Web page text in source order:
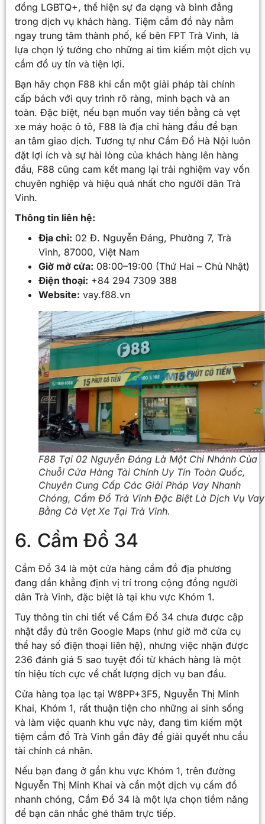
đồng LGBTQ+, thể hiện sự đa dạng và bình đẳng
trong dịch vụ khách hàng. Tiệm cầm đồ này nằm
ngay trung tâm thành phố, kế bên FPT Trà Vinh, là
lựa chọn lý tưởng cho những ai tìm kiếm một dịch vụ
cầm đồ uy tín và tiện lợi.
Bạn hãy chọn F88 khi cần một giải pháp tài chính
cấp bách với quy trình rõ ràng, minh bạch và an
toàn. Đặc biệt, nếu bạn muốn vay tiền bằng cà vẹt
xe máy hoặc ô tô, F88 là địa chỉ hàng đầu để bạn
an tâm giao dịch. Tương tự như Cầm Đồ Hà Nội luôn
đặt lợi ích và sự hài lòng của khách hàng lên hàng
đầu, F88 cũng cam kết mang lại trải nghiệm vay vốn
chuyên nghiệp và hiệu quả nhất cho người dân Trà
Vinh.
Thông tin liên hệ:
Địa chỉ: 02 Đ. Nguyễn Đáng, Phường 7, Trà
Vinh, 87000, Việt Nam
Giờ mở cửa: 08:00–19:00 (Thứ Hai – Chủ Nhật)
Điện thoại: +84 294 7309 388
Website: vay.f88.vn
F88 Tại 02 Nguyễn Đáng Là Một Chi Nhánh Của
Chuỗi Cửa Hàng Tài Chính Uy Tín Toàn Quốc,
Chuyên Cung Cấp Các Giải Pháp Vay Nhanh
Chóng, Cầm Đồ Trà Vinh Đặc Biệt Là Dịch Vụ Vay
Bằng Cà Vẹt Xe Tại Trà Vinh.
6. Cầm Đồ 34
Cầm Đồ 34 là một cửa hàng cầm đồ địa phương
đang dần khẳng định vị trí trong cộng đồng người
dân Trà Vinh, đặc biệt là tại khu vực Khóm 1.
Tuy thông tin chi tiết về Cầm Đồ 34 chưa được cập
nhật đầy đủ trên Google Maps (như giờ mở cửa cụ
thể hay số điện thoại liên hệ), nhưng việc nhận được
236 đánh giá 5 sao tuyệt đối từ khách hàng là một
tín hiệu tích cực về chất lượng dịch vụ ban đầu.
Cửa hàng tọa lạc tại W8PP+3F5, Nguyễn Thị Minh
Khai, Khóm 1, rất thuận tiện cho những ai sinh sống
và làm việc quanh khu vực này, đang tìm kiếm một
tiệm cầm đồ Trà Vinh gần đây để giải quyết nhu cầu
tài chính cá nhân.
Nếu bạn đang ở gần khu vực Khóm 1, trên đường
Nguyễn Thị Minh Khai và cần một dịch vụ cầm đồ
nhanh chóng, Cầm Đồ 34 là một lựa chọn tiềm năng
để bạn cân nhắc ghé thăm trực tiếp.